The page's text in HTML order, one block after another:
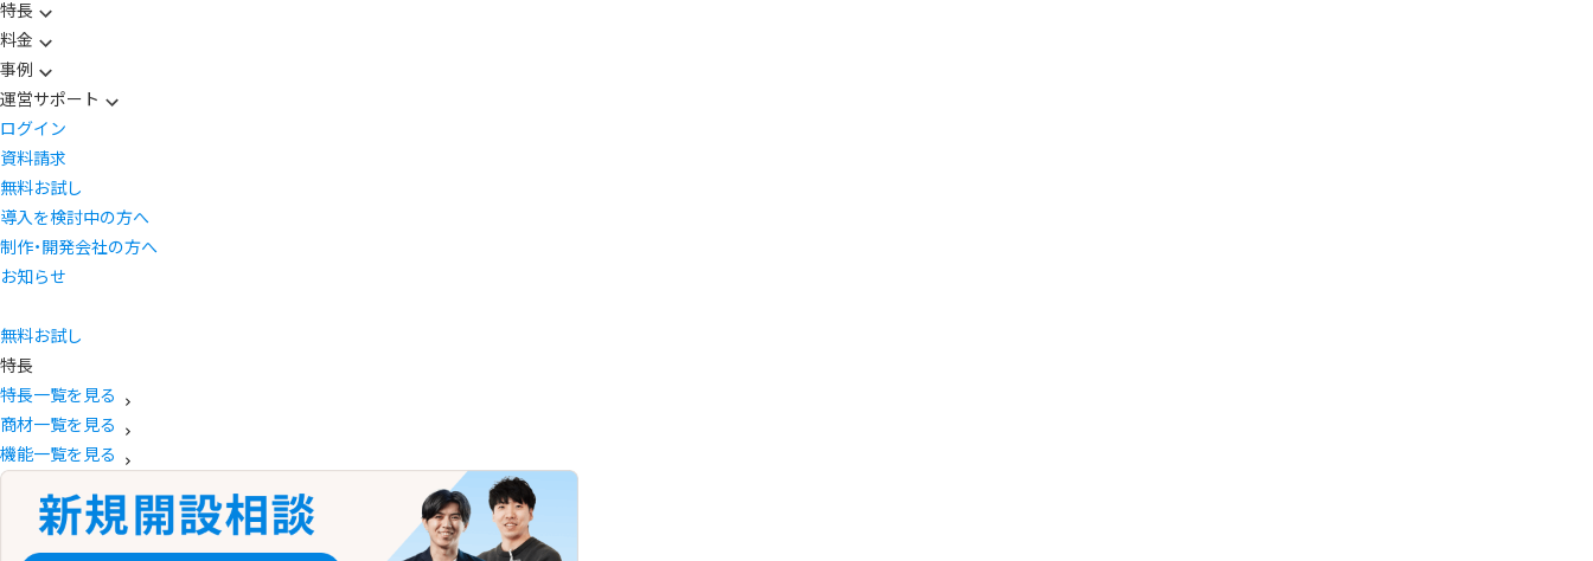
特長
料金
事例
運営サポート
ログイン
資料請求
無料お試し
導入を検討中の方へ
制作・開発会社の方へ
お知らせ
無料お試し
特長
特長一覧を見る
商材一覧を見る
機能一覧を見る